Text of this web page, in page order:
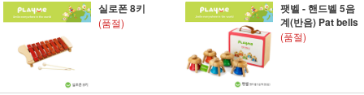
실로폰 8키
(품절)
팻벨 - 핸드벨 5음
계(반음) Pat bells
(품절)